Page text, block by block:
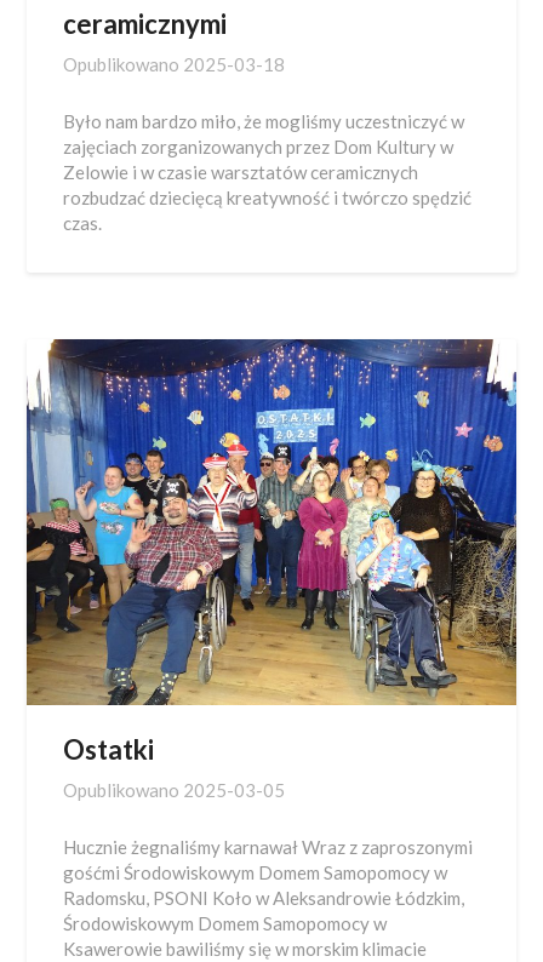
ceramicznymi
Opublikowano 2025-03-18
Było nam bardzo miło, że mogliśmy uczestniczyć w
zajęciach zorganizowanych przez Dom Kultury w
Zelowie i w czasie warsztatów ceramicznych
rozbudzać dziecięcą kreatywność i twórczo spędzić
czas.
Ostatki
Opublikowano 2025-03-05
Hucznie żegnaliśmy karnawał Wraz z zaproszonymi
gośćmi Środowiskowym Domem Samopomocy w
Radomsku, PSONI Koło w Aleksandrowie Łódzkim,
Środowiskowym Domem Samopomocy w
Ksawerowie bawiliśmy się w morskim klimacie